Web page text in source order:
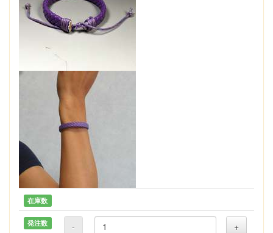
在庫数
発注数 - +